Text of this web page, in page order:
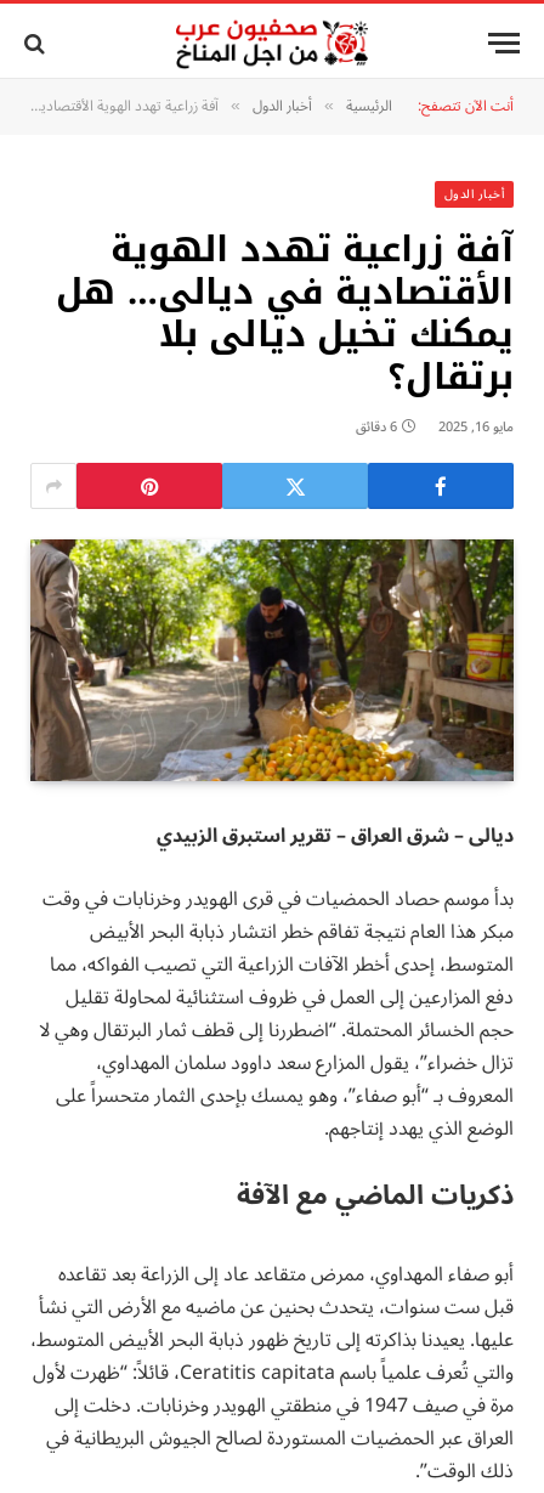
أنت الآن تتصفح: الرئيسية » أخبار الدول » آفة زراعية تهدد الهوية الأقتصادية في ديالى… هل يمكنك تخيل ديالى بلا برتقال؟
أخبار الدول
آفة زراعية تهدد الهوية
الأقتصادية في ديالى… هل
يمكنك تخيل ديالى بلا
برتقال؟
مايو 16, 2025 6 دقائق
ديالى – شرق العراق – تقرير استبرق الزبيدي
بدأ موسم حصاد الحمضيات في قرى الهويدر وخرنابات في وقت
مبكر هذا العام نتيجة تفاقم خطر انتشار ذبابة البحر الأبيض
المتوسط، إحدى أخطر الآفات الزراعية التي تصيب الفواكه، مما
دفع المزارعين إلى العمل في ظروف استثنائية لمحاولة تقليل
حجم الخسائر المحتملة. “اضطررنا إلى قطف ثمار البرتقال وهي لا
تزال خضراء”، يقول المزارع سعد داوود سلمان المهداوي،
المعروف بـ “أبو صفاء”، وهو يمسك بإحدى الثمار متحسراً على
الوضع الذي يهدد إنتاجهم.
ذكريات الماضي مع الآفة
أبو صفاء المهداوي، ممرض متقاعد عاد إلى الزراعة بعد تقاعده
قبل ست سنوات، يتحدث بحنين عن ماضيه مع الأرض التي نشأ
عليها. يعيدنا بذاكرته إلى تاريخ ظهور ذبابة البحر الأبيض المتوسط،
والتي تُعرف علمياً باسم Ceratitis capitata، قائلاً: “ظهرت لأول
مرة في صيف 1947 في منطقتي الهويدر وخرنابات. دخلت إلى
العراق عبر الحمضيات المستوردة لصالح الجيوش البريطانية في
ذلك الوقت”.